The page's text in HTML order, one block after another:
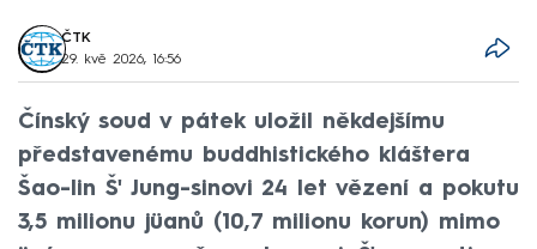
ČTK
29. kvě 2026, 16:56
Čínský soud v pátek uložil někdejšímu
představenému buddhistického kláštera
Šao-lin Š' Jung-sinovi 24 let vězení a pokutu
3,5 milionu jüanů (10,7 milionu korun) mimo